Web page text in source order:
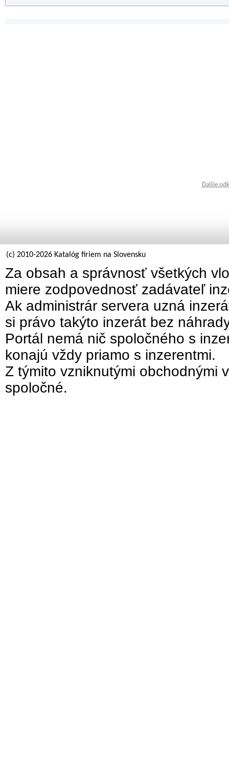
Ďalšie
(c) 2010-2026 Katalóg firiem na Slovensku
Za obsah a správnosť všetkých
miere zodpovednosť zadávateľ
Ak administrár servera uzná
si právo takýto inzerát bez
Portál nemá nič spoločného s
konajú vždy priamo s inzerentmi.
Z týmito vzniknutými obchodnými
spoločné.